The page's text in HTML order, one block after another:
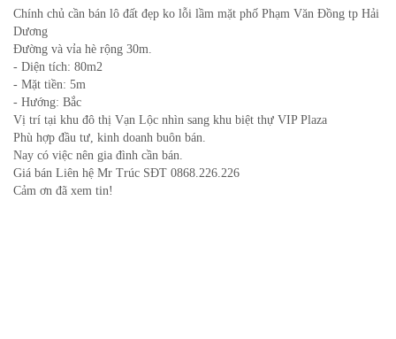
Chính chủ cần bán lô đất đẹp ko lỗi lầm mặt phố Phạm Văn Đồng tp Hải
Dương
Đường và vỉa hè rộng 30m.
- Diện tích: 80m2
- Mặt tiền: 5m
- Hướng: Bắc
Vị trí tại khu đô thị Vạn Lộc nhìn sang khu biệt thự VIP Plaza
Phù hợp đầu tư, kinh doanh buôn bán.
Nay có việc nên gia đình cần bán.
Giá bán Liên hệ Mr Trúc SĐT 0868.226.226
Cảm ơn đã xem tin!